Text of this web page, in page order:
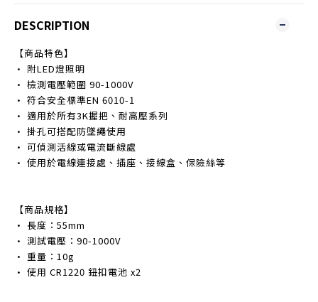
DESCRIPTION
【商品特色】
• 附LED燈照明
• 檢測電壓範圍 90-1000V
• 符合安全標準EN 6010-1
• 適用於所有3K握把、耐高壓系列
• 掛孔可搭配防墜繩使用
• 可偵測活線或電流斷線處
• 使用於電線連接處、插座、接線盒、保險絲等
【商品規格】
• 長度：55mm
• 測試電壓：90-1000V
• 重量：10g
• 使用 CR1220 鈕扣電池 x2